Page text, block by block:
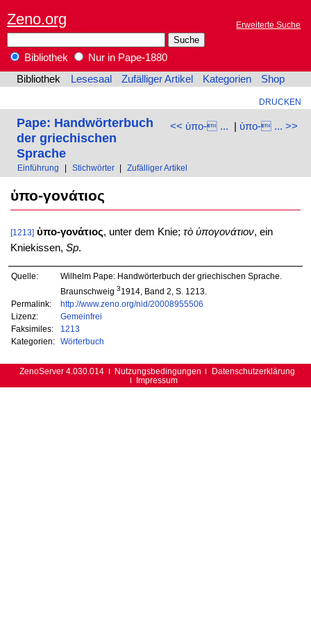
Zeno.org Erweiterte Suche
Bibliothek
Nur in Pape-1880
Bibliothek
Lesesaal Zufälliger Artikel Kategorien Shop
DRUCKEN
<< ὑπο- ... | ὑπο- ... >>
Pape: Handwörterbuch
der griechischen
Sprache
Einführung Stichwörter Zufälliger Artikel
ὑπο-γονάτιος
[1213] ὑπο-γονάτιος, unter dem Knie; τὸ ὑπογονάτιον, ein
Kniekissen, Sp.
Quelle:
Wilhelm Pape: Handwörterbuch der griechischen Sprache.
Braunschweig 31914, Band 2, S. 1213.
Permalink:
http://www.zeno.org/nid/20008955506
Lizenz:
Gemeinfrei
Faksimiles:
1213
Kategorien:
Wörterbuch
ZenoServer 4.030.014 Nutzungsbedingungen
Datenschutzerklärung
Impressum